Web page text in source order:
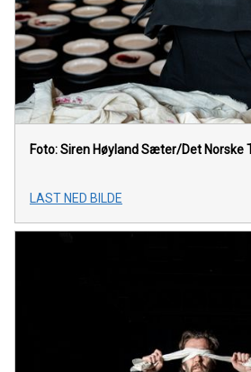
Foto: Siren Høyland Sæter/Det Norske
LAST NED BILDE